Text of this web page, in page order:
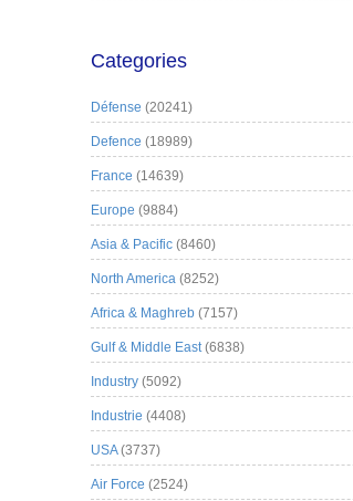
Categories
Défense (20241)
Defence (18989)
France (14639)
Europe (9884)
Asia & Pacific (8460)
North America (8252)
Africa & Maghreb (7157)
Gulf & Middle East(6838)
Industry (5092)
Industrie (4408)
USA(3737)
Air Force (2524)